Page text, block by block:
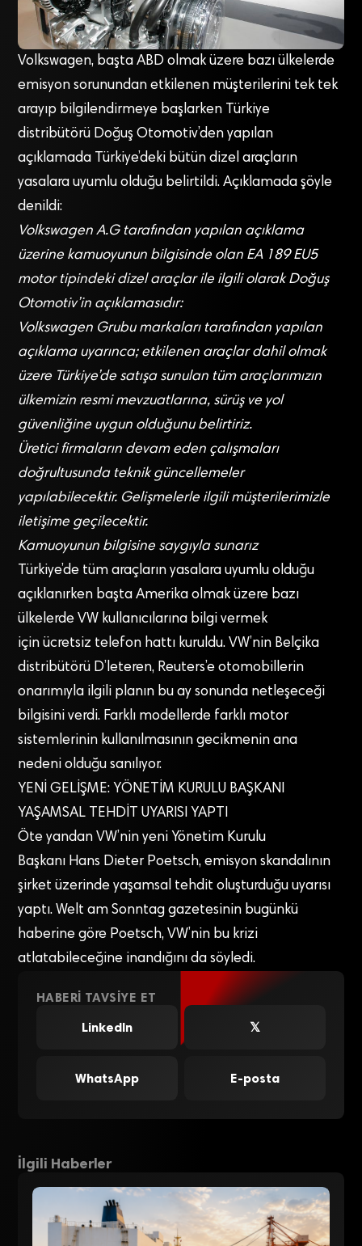
Volkswagen, başta ABD olmak üzere bazı ülkelerde
emisyon sorunundan etkilenen müşterilerini tek tek
arayıp bilgilendirmeye başlarken Türkiye
distribütörü Doğuş Otomotiv’den yapılan
açıklamada Türkiye’deki bütün dizel araçların
yasalara uyumlu olduğu belirtildi. Açıklamada şöyle
denildi:
Volkswagen A.G tarafından yapılan açıklama
üzerine kamuoyunun bilgisinde olan EA 189 EU5
motor tipindeki dizel araçlar ile ilgili olarak Doğuş
Otomotiv’in açıklamasıdır:
Volkswagen Grubu markaları tarafından yapılan
açıklama uyarınca; etkilenen araçlar dahil olmak
üzere Türkiye’de satışa sunulan tüm araçlarımızın
ülkemizin resmi mevzuatlarına, sürüş ve yol
güvenliğine uygun olduğunu belirtiriz.
Üretici firmaların devam eden çalışmaları
doğrultusunda teknik güncellemeler
yapılabilecektir. Gelişmelerle ilgili müşterilerimizle
iletişime geçilecektir.
Kamuoyunun bilgisine saygıyla sunarız
Türkiye’de tüm araçların yasalara uyumlu olduğu
açıklanırken başta Amerika olmak üzere bazı
ülkelerde VW kullanıcılarına bilgi vermek
için ücretsiz telefon hattı kuruldu. VW’nin Belçika
distribütörü D’leteren, Reuters’e otomobillerin
onarımıyla ilgili planın bu ay sonunda netleşeceği
bilgisini verdi. Farklı modellerde farklı motor
sistemlerinin kullanılmasının gecikmenin ana
nedeni olduğu sanılıyor.
YENİ GELİŞME: YÖNETİM KURULU BAŞKANI
YAŞAMSAL TEHDİT UYARISI YAPTI
Öte yandan VW’nin yeni Yönetim Kurulu
Başkanı Hans Dieter Poetsch, emisyon skandalının
şirket üzerinde yaşamsal tehdit oluşturduğu uyarısı
yaptı. Welt am Sonntag gazetesinin bugünkü
haberine göre Poetsch, VW’nin bu krizi
atlatabileceğine inandığını da söyledi.
HABERI TAVSIYE ET
LinkedIn
𝕏
WhatsApp E-posta
İlgili Haberler